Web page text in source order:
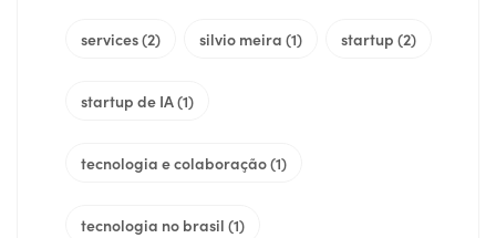
services(2) silvio meira (1) startup (2)
startup de IA(1)
tecnologia e colaboração(1)
tecnologia no brasil (1)